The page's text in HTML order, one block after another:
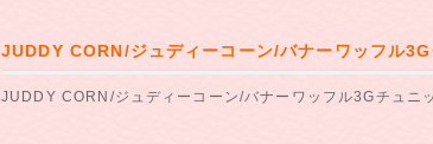
JUDDY CORN/ジュディーコーン/バナーワッフル
JUDDY CORN/ジュディーコーン/バナーワッフル3Gチュニ